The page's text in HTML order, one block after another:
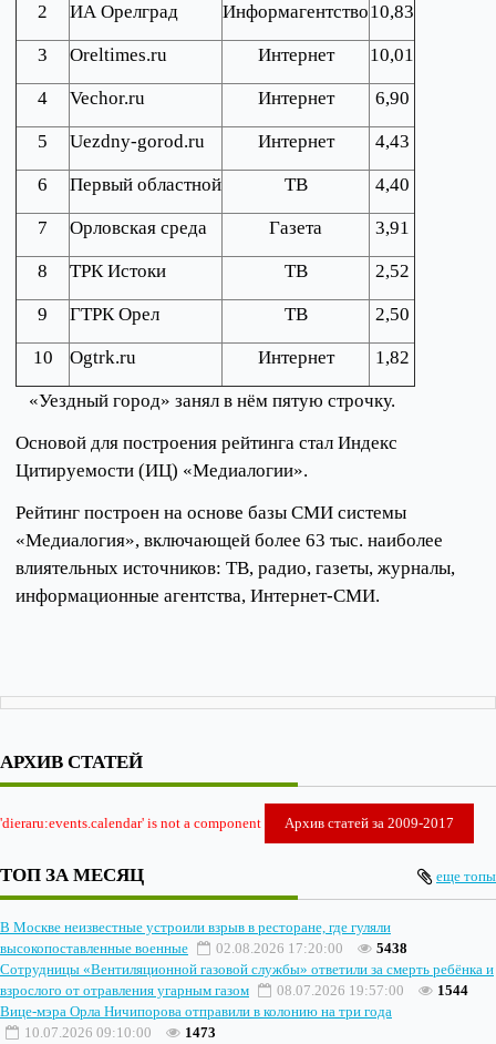
2 ИА Орелград Информагентство10,83
3 Oreltimes.ru Интернет 10,01
4 Vechor.ru Интернет 6,90
5 Uezdny-gorod.ru Интернет 4,43
6 Первый областной ТВ 4,40
7 Орловская среда Газета 3,91
8 ТРК Истоки ТВ 2,52
9 ГТРК Орел ТВ 2,50
10 Ogtrk.ru Интернет 1,82
«Уездный город» занял в нём пятую строчку.
Основой для построения рейтинга стал Индекс
Цитируемости (ИЦ) «Медиалогии».
Рейтинг построен на основе базы СМИ системы
«Медиалогия», включающей более 63 тыс. наиболее
влиятельных источников: ТВ, радио, газеты, журналы,
информационные агентства, Интернет-СМИ.
АРХИВ СТАТЕЙ
'dieraru:events.calendar' is not a component Архив статей за 2009-2017
ТОП ЗА МЕСЯЦ еще топы
В Москве неизвестные устроили взрыв в ресторане, где гуляли
высокопоставленные военные
02.08.2026 17:20:00
5438
Сотрудницы «Вентиляционной газовой службы» ответили за смерть ребёнка и
взрослого от отравления угарным газом
08.07.2026 19:57:00
1544
Вице-мэра Орла Ничипорова отправили в колонию на три года
10.07.2026 09:10:00
1473